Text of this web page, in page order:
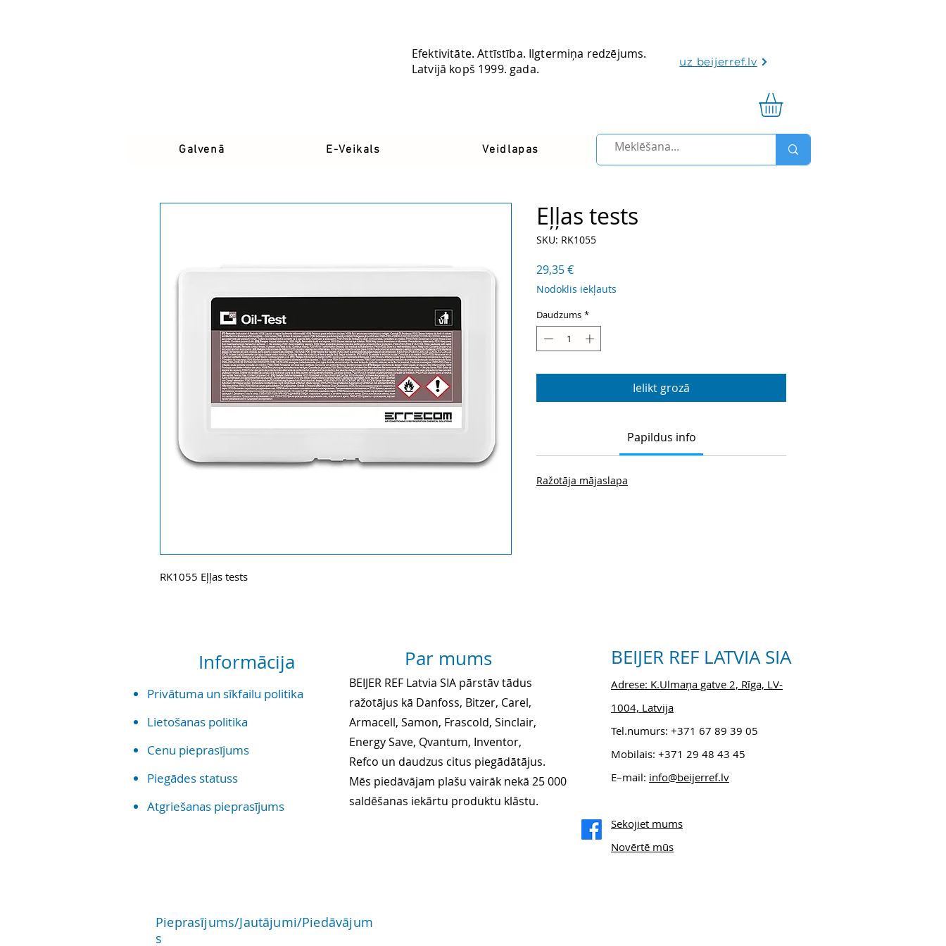
Latvia
Efektivitāte. Attīstība. Ilgtermiņa redzējums.
Latvijā kopš 1999. gada.
uz beijerref.lv
Galvenā E-Veikals Veidlapas
RK1055 Eļļas tests
Eļļas tests
SKU: RK1055
29,35 €Cena
Nodoklis iekļauts
Daudzums *
Ielikt grozā
Papildus info
Ražotāja mājaslapa
Informācija
Privātuma un sīkfailu politika
Lietošanas politika
Cenu pieprasījums
Piegādes statuss
Atgriešanas pieprasījums
Par mums
BEIJER REF Latvia SIA pārstāv tādus
ražotājus kā Danfoss, Bitzer, Carel,
Armacell, Samon, Frascold, Sinclair,
Energy Save, Qvantum, Inventor,
Refco un daudzus citus piegādātājus.
Mēs piedāvājam plašu vairāk nekā 25 000
saldēšanas iekārtu produktu klāstu.
BEIJER REF LATVIA SIA
Adrese: K.Ulmaņa gatve 2, Rīga, LV-
1004, Latvija
Tel.numurs: +371 67 89 39 05
Mobilais: +371 29 48 43 45
E–mail: info@beijerref.lv
Sekojiet mums
Novērtē mūs
Pieprasījums/Jautājumi/Piedāvājum
s